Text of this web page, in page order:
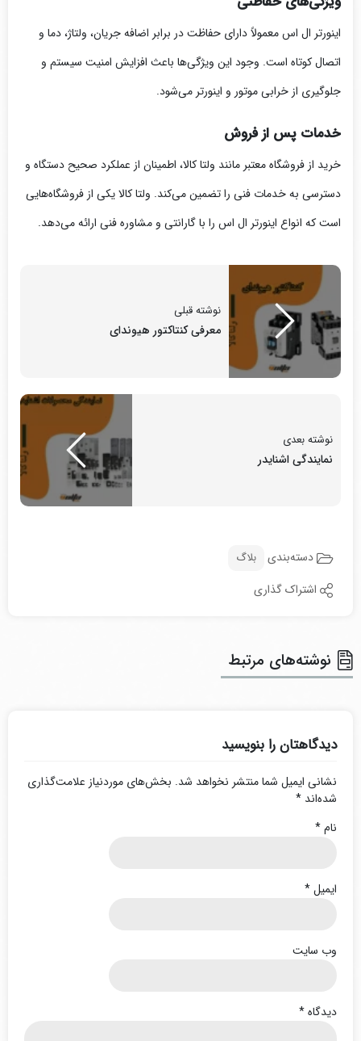
اینورتر ال اس معمولاً دارای حفاظت در برابر اضافه جریان، ولتاژ، دما و
اتصال کوتاه است. وجود این ویژگی‌ها باعث افزایش امنیت سیستم و
جلوگیری از خرابی موتور و اینورتر می‌شود.
خدمات پس از فروش
خرید از فروشگاه معتبر مانند ولتا کالا، اطمینان از عملکرد صحیح دستگاه و
دسترسی به خدمات فنی را تضمین می‌کند. ولتا کالا یکی از فروشگاه‌هایی
است که انواع اینورتر ال اس را با گارانتی و مشاوره فنی ارائه می‌دهد.
نوشته قبلی
معرفی کنتاکتور هیوندای
نوشته بعدی
نمایندگی اشنایدر
دسته‌بندی بلاگ
اشتراک گذاری
نوشته‌های مرتبط
دیدگاهتان را بنویسید
نشانی ایمیل شما منتشر نخواهد شد. بخش‌های موردنیاز علامت‌گذاری
شده‌اند *
نام*
ایمیل*
وب‌ سایت
دیدگاه*